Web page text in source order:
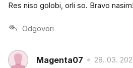
Res niso golobi, orli so. Bravo
Odgovori
Magenta07 28. 03.